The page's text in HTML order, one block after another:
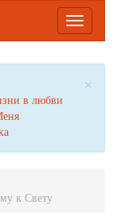
Toggle
×
в любви
к Свету